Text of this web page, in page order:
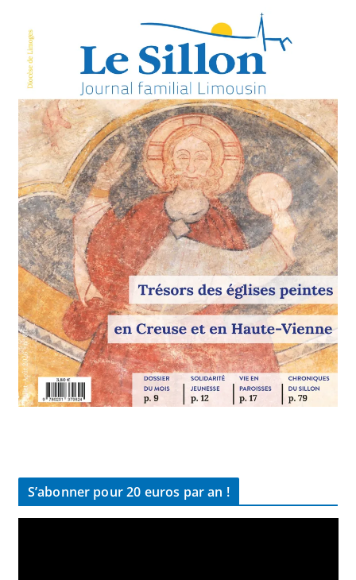
S’abonner pour 20 euros par an !